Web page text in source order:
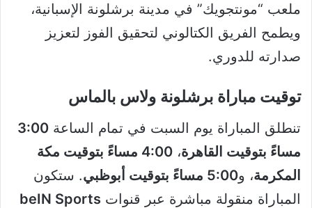
ملعب “مونتجويك” في مدينة برشلونة الإسبانية،
ويطمح الفريق الكتالوني لتحقيق الفوز لتعزيز
صدارته للدوري.
توقيت مباراة برشلونة ولاس بالماس
تنطلق المباراة يوم السبت في تمام الساعة 3:00
مساءً بتوقيت القاهرة،
4:00 مساءً بتوقيت مكة
المكرمة، و5:00 مساءً بتوقيت أبوظبي
. ستكون
المباراة منقولة مباشرة عبر قنوات beIN Sports